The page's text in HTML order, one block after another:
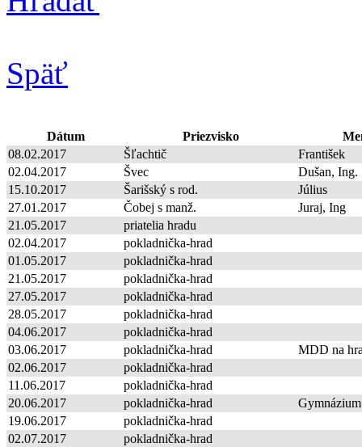
Späť
Dátum Priezvisko
08.02.2017
Šľachtič
František
02.04.2017
Švec
Dušan, Ing.
15.10.2017
Šarišský s rod.
Július
27.01.2017
Čobej s manž.
Juraj, Ing
21.05.2017
priatelia hradu
02.04.2017
pokladnička-hrad
01.05.2017
pokladnička-hrad
21.05.2017
pokladnička-hrad
27.05.2017
pokladnička-hrad
28.05.2017
pokladnička-hrad
04.06.2017
pokladnička-hrad
03.06.2017
pokladnička-hrad
MDD na
02.06.2017
pokladnička-hrad
11.06.2017
pokladnička-hrad
20.06.2017
pokladnička-hrad
Gymnázium
19.06.2017
pokladnička-hrad
02.07.2017
pokladnička-hrad